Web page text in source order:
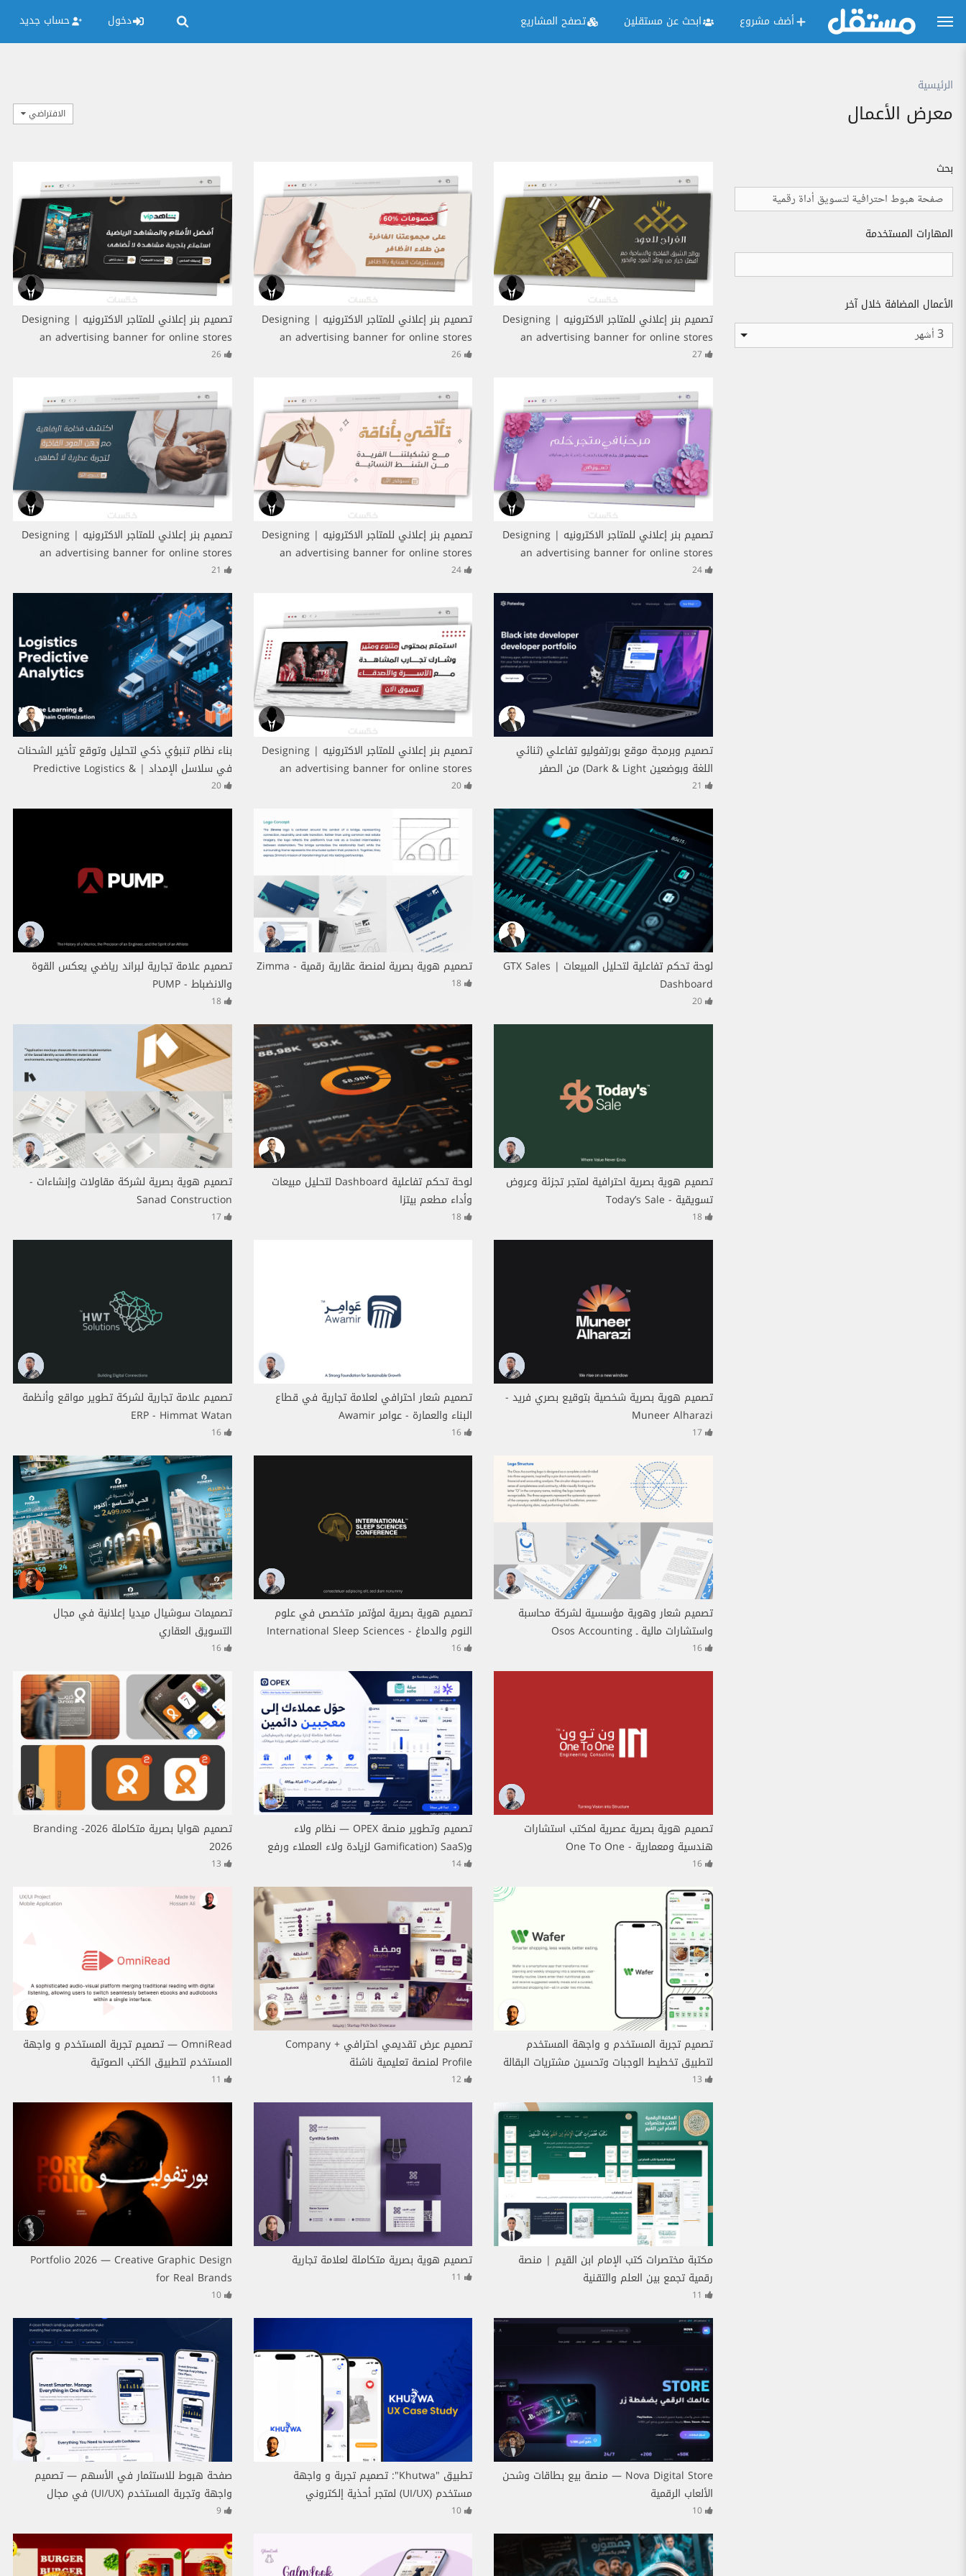
أضف مشروع ابحث عن مستقلين تصفح المشاريع دخول حساب جديد
الرئيسية
معرض الأعمال الافتراضي
بحث
المهارات المستخدمة
الأعمال المضافة خلال آخر
3 أشهر
تصميم بنر إعلاني للمتاجر الاكترونيه | Designing
an advertising banner for online stores
تصميم بنر إعلاني للمتاجر الاكترونيه | Designing
an advertising banner for online stores
تصميم بنر إعلاني للمتاجر الاكترونيه | Designing
an advertising banner for online stores
26
تصميم بنر إعلاني للمتاجر الاكترونيه | Designing
an advertising banner for online stores
24
تصميم بنر إعلاني للمتاجر الاكترونيه | Designing
an advertising banner for online stores
تصميم بنر إعلاني للمتاجر الاكترونيه | Designing
an advertising banner for online stores
تصميم وبرمجة موقع بورتفوليو تفاعلي (ثنائي
اللغة وبوضعين Dark & Light) من الصفر
تصميم بنر إعلاني للمتاجر الاكترونيه | Designing
an advertising banner for online stores
بناء نظام تنبؤي ذكي لتحليل وتوقع تأخير الشحنات
في سلاسل الإمداد | Predictive Logistics &
Supply Chain Analytics
20
لوحة تحكم تفاعلية لتحليل المبيعات | GTX Sales
Dashboard
20
تصميم هوية بصرية لمنصة عقارية رقمية - Zimma
تصميم علامة تجارية لبراند رياضي يعكس القوة
والانضباط - PUMP
تصميم هوية بصرية احترافية لمتجر تجزئة وعروض
تسويقية - Today’s Sale
لوحة تحكم تفاعلية Dashboard لتحليل مبيعات
وأداء مطعم بيتزا
تصميم هوية بصرية لشركة مقاولات وإنشاءات -
Sanad Construction
تصميم هوية بصرية شخصية بتوقيع بصري فريد -
Muneer Alharazi
تصميم شعار احترافي لعلامة تجارية في قطاع
البناء والعمارة - عوامر Awamir
تصميم علامة تجارية لشركة تطوير مواقع وأنظمة
ERP - Himmat Watan
16
تصميم شعار وهوية مؤسسية لشركة محاسبة
واستشارات مالية ـ Osos Accounting
16
تصميم هوية بصرية لمؤتمر متخصص في علوم
النوم والدماغ - International Sleep Sciences
Conference
تصميمات سوشيال ميديا إعلانية في مجال
التسويق العقاري
16
تصميم هوية بصرية عصرية لمكتب استشارات
هندسية ومعمارية - One To One
16
تصميم وتطوير منصة OPEX — نظام ولاء
و(Gamification) SaaS لزيادة ولاء العملاء ورفع
المبيعات
تصميم هوايا بصرية متكاملة 2026- Branding
2026
تصميم تجربة المستخدم و واجهة المستخدم
لتطبيق تخطيط الوجبات وتحسين مشتريات البقالة
تصميم عرض تقديمي احترافي + Company
Profile لمنصة تعليمية ناشئة
OmniRead — تصميم تجربة المستخدم و واجهة
المستخدم لتطبيق الكتب الصوتية
مكتبة مختصرات كتب الإمام ابن القيم | منصة
رقمية تجمع بين العلم والتقنية
تصميم هوية بصرية متكاملة لعلامة تجارية
Portfolio 2026 — Creative Graphic Design
for Real Brands
10
Nova Digital Store — منصة بيع بطاقات وشحن
الألعاب الرقمية
10
تطبيق "Khutwa": تصميم تجربة و واجهة
مستخدم (UI/UX) لمتجر أحذية إلكتروني
صفحة هبوط للاستثمار في الأسهم — تصميم
واجهة وتجربة المستخدم (UI/UX) في مجال
التكنولوجيا المالية
9